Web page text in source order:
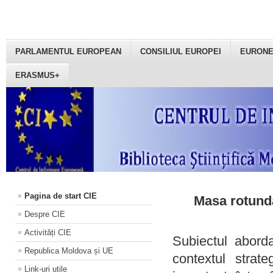
PARLAMENTUL EUROPEAN CONSILIUL EUROPEI
ERASMUS+
Pagina de start CIE
Despre CIE
Activități CIE
Republica Moldova și UE
Link-uri utile
Masa
Subiectul
contextul